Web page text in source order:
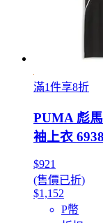
滿1件享8折
PUMA 彪
袖上衣
$921
(售價已折)
$1,152
P幣